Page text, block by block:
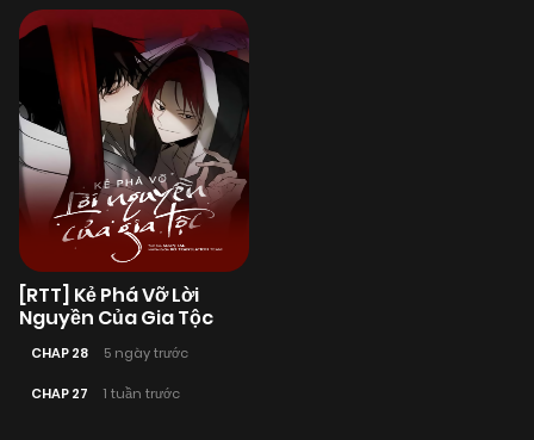
[RTT] Kẻ Phá Vỡ Lời
Nguyền Của Gia Tộc
CHAP 28 5 ngày trước
CHAP 27 1 tuần trước